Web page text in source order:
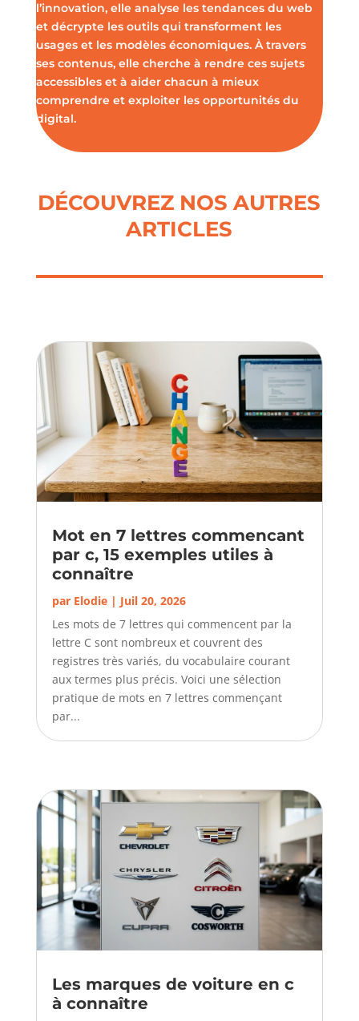
l’innovation, elle analyse les tendances du web
et décrypte les outils qui transforment les
usages et les modèles économiques. À travers
ses contenus, elle cherche à rendre ces sujets
accessibles et à aider chacun à mieux
comprendre et exploiter les opportunités du
digital.
DÉCOUVREZ NOS AUTRES
ARTICLES
Mot en 7 lettres commencant
par c, 15 exemples utiles à
connaître
par Elodie| Juil 20, 2026
Les mots de 7 lettres qui commencent par la
lettre C sont nombreux et couvrent des
registres très variés, du vocabulaire courant
aux termes plus précis. Voici une sélection
pratique de mots en 7 lettres commençant
par...
Les marques de voiture en c
à connaître